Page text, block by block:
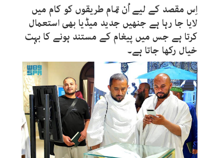
اِس مقصد کے لیے اُن تمام طریقوں کو کام میں
لایا جا رہا ہے جنھیں جدید میڈیا بھی استعمال
کرتا ہے جس میں پیغام کے مستند ہونے کا بہت
خیال رکھا جاتا ہے۔